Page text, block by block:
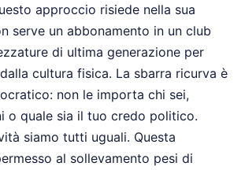
approccio risiede nella sua
serve un abbonamento in un club
di ultima generazione per
cultura fisica. La sbarra ricurva è
non le importa chi sei,
o quale sia il tuo credo politico.
siamo tutti uguali. Questa
al sollevamento pesi di